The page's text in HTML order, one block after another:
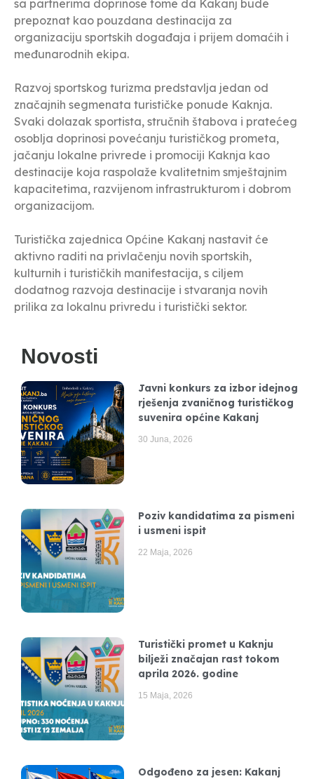
sa partnerima doprinose tome da Kakanj bude
prepoznat kao pouzdana destinacija za
organizaciju sportskih događaja i prijem domaćih i
međunarodnih ekipa.
Razvoj sportskog turizma predstavlja jedan od
značajnih segmenata turističke ponude Kaknja.
Svaki dolazak sportista, stručnih štabova i pratećeg
osoblja doprinosi povećanju turističkog prometa,
jačanju lokalne privrede i promociji Kaknja kao
destinacije koja raspolaže kvalitetnim smještajnim
kapacitetima, razvijenom infrastrukturom i dobrom
organizacijom.
Turistička zajednica Općine Kakanj nastavit će
aktivno raditi na privlačenju novih sportskih,
kulturnih i turističkih manifestacija, s ciljem
dodatnog razvoja destinacije i stvaranja novih
prilika za lokalnu privredu i turistički sektor.
Novosti
Javni konkurs za izbor idejnog
rješenja zvaničnog turističkog
suvenira općine Kakanj
30 Juna, 2026
Poziv kandidatima za pismeni
i usmeni ispit
22 Maja, 2026
Turistički promet u Kaknju
bilježi značajan rast tokom
aprila 2026. godine
15 Maja, 2026
Odgođeno za jesen: Kakanj